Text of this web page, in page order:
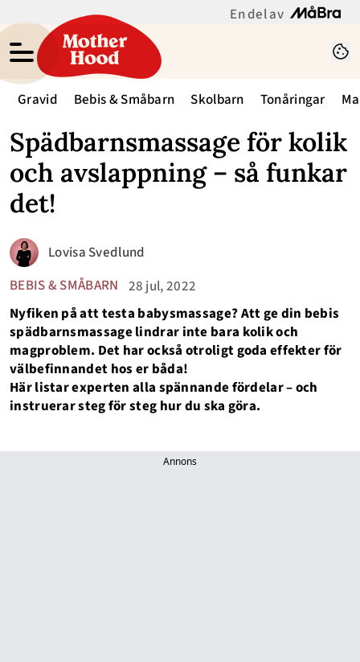
En del av
Gravid Bebis & Småbarn Skolbarn Tonåringar
Spädbarnsmassage för kolik
och avslappning – så funkar
det!
BEBIS & SMÅBARN 28 jul, 2022
Lovisa Svedlund
Nyfiken på att testa babysmassage? Att ge din bebis
spädbarnsmassage lindrar inte bara kolik och
magproblem. Det har också otroligt goda effekter för
välbefinnandet hos er båda!
Här listar experten alla spännande fördelar – och
instruerar steg för steg hur du ska göra.
Annons